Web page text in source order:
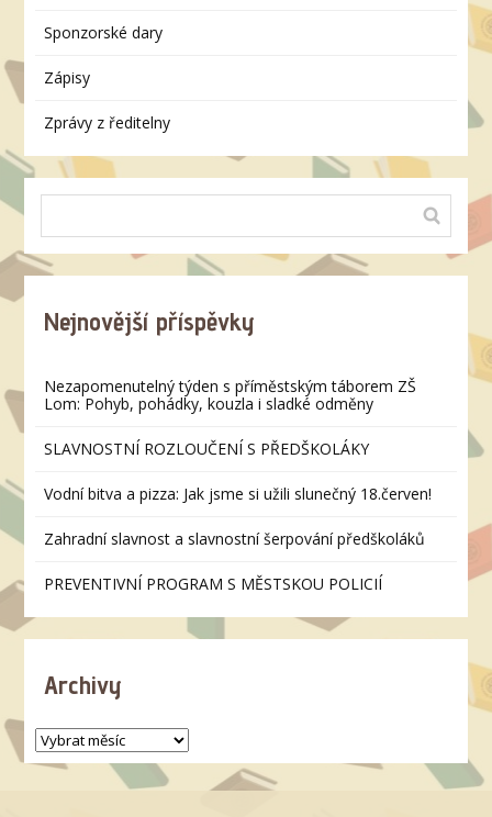
Sponzorské dary
Zápisy
Zprávy z ředitelny
Nejnovější příspěvky
Nezapomenutelný týden s příměstským táborem ZŠ
Lom: Pohyb, pohádky, kouzla i sladké odměny
SLAVNOSTNÍ ROZLOUČENÍ S PŘEDŠKOLÁKY
Vodní bitva a pizza: Jak jsme si užili slunečný 18.červen!
Zahradní slavnost a slavnostní šerpování předškoláků
PREVENTIVNÍ PROGRAM S MĚSTSKOU POLICIÍ
Archivy